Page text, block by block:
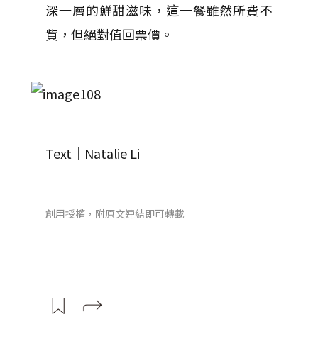
深一層的鮮甜滋味，這一餐雖然所費不
貲，但絕對值回票價。
Text│Natalie Li
創用授權，附原文連結即可轉載